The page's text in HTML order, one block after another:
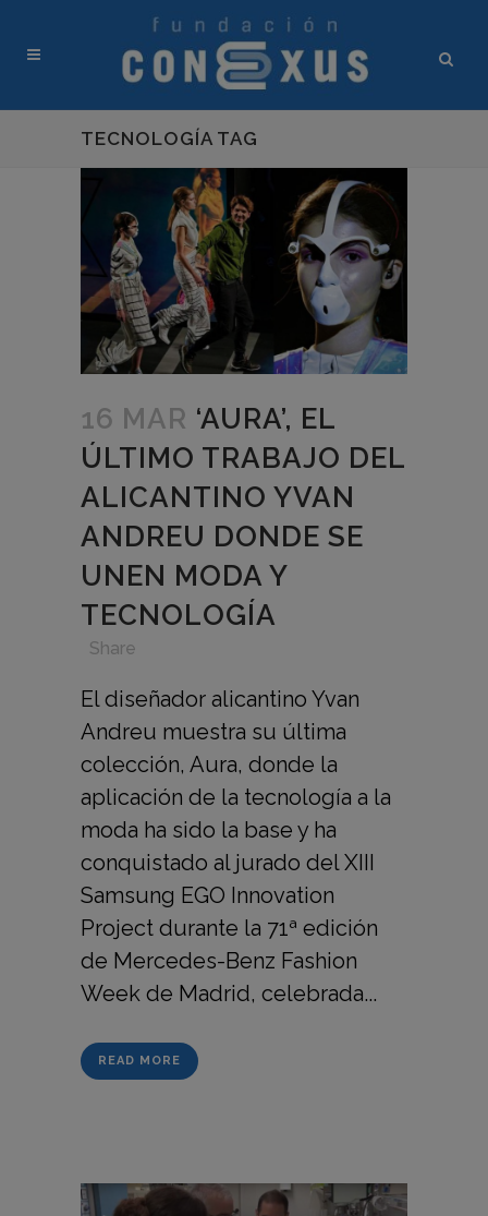
TECNOLOGÍA TAG
16 MAR ‘AURA’, EL
ÚLTIMO TRABAJO DEL
ALICANTINO YVAN
ANDREU DONDE SE
UNEN MODA Y
TECNOLOGÍA
Share
El diseñador alicantino Yvan
Andreu muestra su última
colección, Aura, donde la
aplicación de la tecnología a la
moda ha sido la base y ha
conquistado al jurado del XIII
Samsung EGO Innovation
Project durante la 71ª edición
de Mercedes-Benz Fashion
Week de Madrid, celebrada...
READ MORE